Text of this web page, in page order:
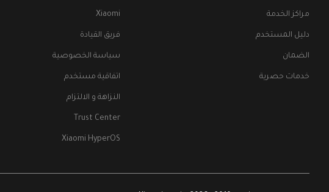
مراكز الخدمة
دليل المستخدم
الضمان
خدمات حصرية
Xiaomi
فريق القيادة
سياسة الخصوصية
اتفاقية مستخدم
النزاهة و الالتزام
Trust Center
Xiaomi HyperOS